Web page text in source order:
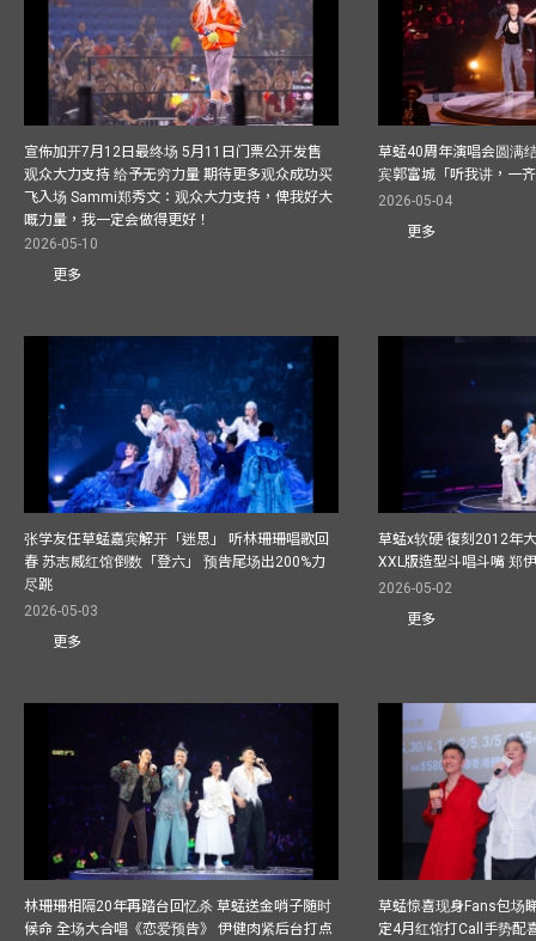
宣佈加开7月12日最终场 5月11日门票公开发售
观众大力支持 给予无穷力量 期待更多观众成功买
飞入场 Sammi郑秀文：观众大力支持，俾我好大
嘅力量，我一定会做得更好！
2026-05-10
更多
草蜢40周年演唱会圆满
宾郭富城「听我讲，一
2026-05-04
更多
张学友任草蜢嘉宾解开「迷思」 听林珊珊唱歌回
春 苏志威红馆倒数「登六」 预告尾场出200%力
尽跳
2026-05-03
更多
草蜢x软硬 復刻2012年
XXL版造型斗唱斗嘴 郑
2026-05-02
更多
林珊珊相隔20年再踏台回忆杀 草蜢送金哨子随时
候命 全场大合唱《恋爱预告》 伊健肉紧后台打点
草蜢惊喜现身Fans包场
定4月红馆打Call手势配